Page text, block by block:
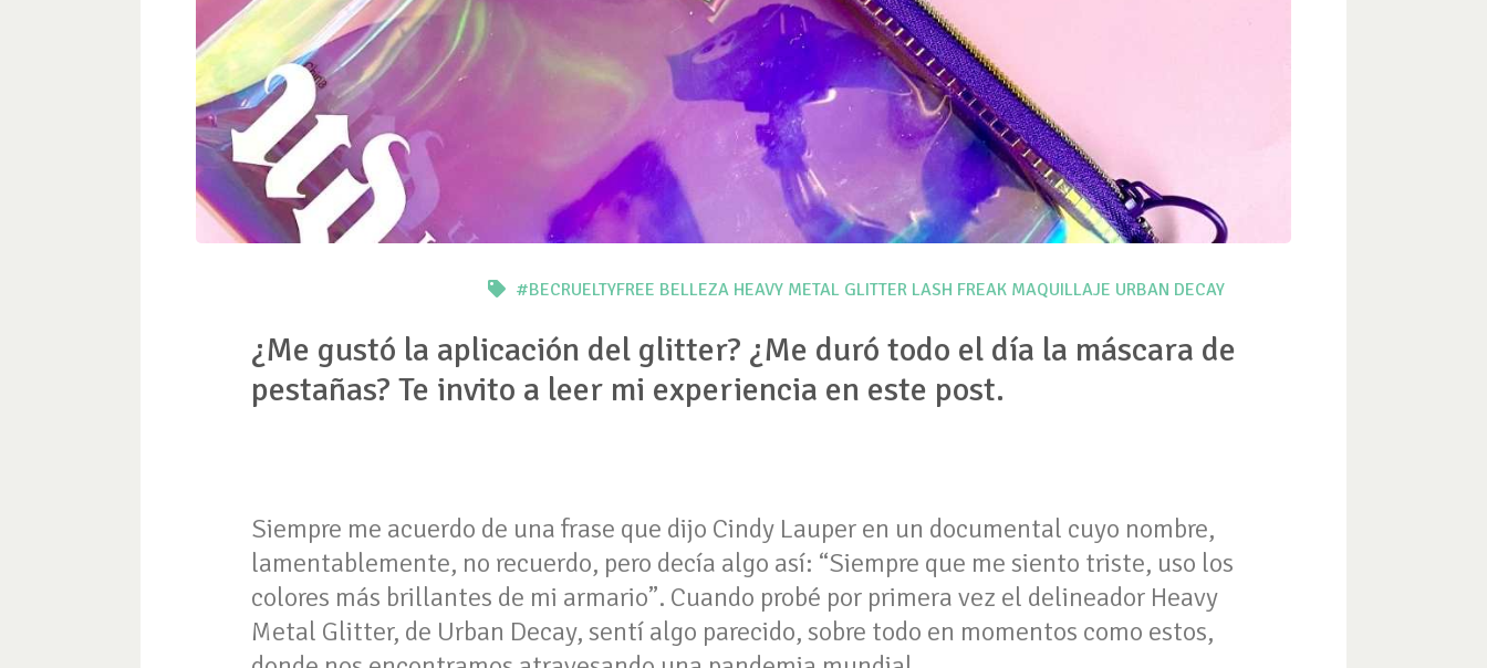
#BECRUELTYFREE BELLEZA HEAVY METAL GLITTER LASH FREAK MAQUILLAJE URBAN DECAY
¿Me gustó la aplicación del glitter? ¿Me duró todo el día la máscara de
pestañas? Te invito a leer mi experiencia en este post.
Siempre me acuerdo de una frase que dijo Cindy Lauper en un documental cuyo nombre,
lamentablemente, no recuerdo, pero decía algo así: “Siempre que me siento triste, uso los
colores más brillantes de mi armario”. Cuando probé por primera vez el delineador Heavy
Metal Glitter, de Urban Decay, sentí algo parecido, sobre todo en momentos como estos,